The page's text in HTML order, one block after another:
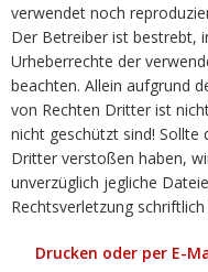
verwendet noch
Der Betreiber ist bestrebt,
Urheberrechte der
beachten. Allein aufgrund
von Rechten Dritter ist
nicht geschützt sind! Sollte
Dritter verstoßen haben,
unverzüglich jegliche
Rechtsverletzung
Drucken oder per E-